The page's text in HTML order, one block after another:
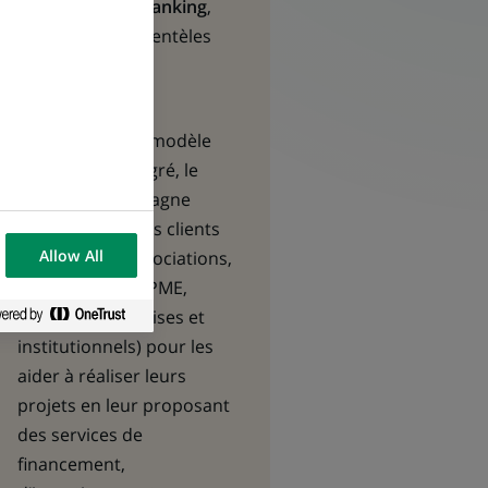
& Institutional Banking,
centré sur les clientèles
Fort d’un solide modèle
diversifié et intégré, le
Groupe accompagne
l’ensemble de ses clients
(particuliers, associations,
entrepreneurs, PME,
grandes entreprises et
institutionnels) pour les
aider à réaliser leurs
projets en leur proposant
des services de
financement,
Allow All